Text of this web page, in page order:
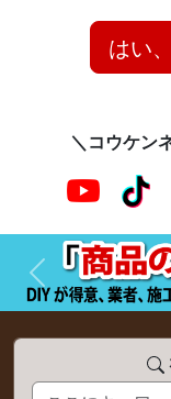
はい
＼コウケン
前へ